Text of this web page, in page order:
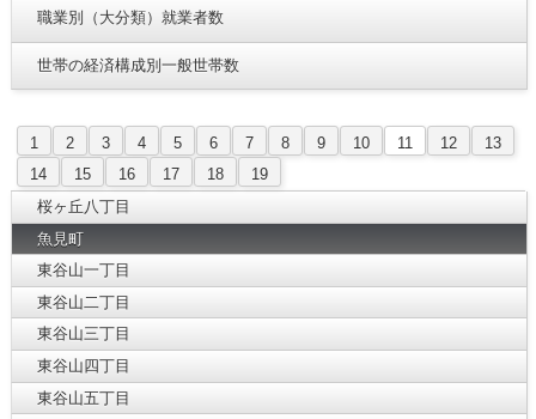
職業別（大分類）就業者数
世帯の経済構成別一般世帯数
1 2 3 4 5 6 7 8 9 10 11 12
13
14
15 16 17 18
19
桜ヶ丘八丁目
魚見町
東谷山一丁目
東谷山二丁目
東谷山三丁目
東谷山四丁目
東谷山五丁目